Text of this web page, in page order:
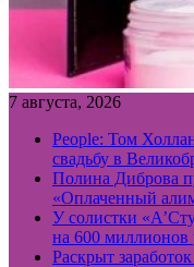
7 августа, 2026
People: Том
свадьбу в
Полина Диброва
«Оплаченный
У солистки
на 600 миллионов
Раскрыт